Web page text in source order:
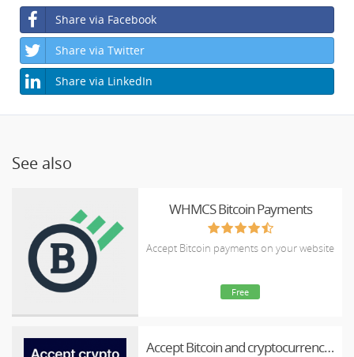
Share via Facebook
Share via Twitter
Share via LinkedIn
See also
WHMCS Bitcoin Payments
Accept Bitcoin payments on your website
Free
Accept Bitcoin and cryptocurrency payments - CoinGate for WHMCS